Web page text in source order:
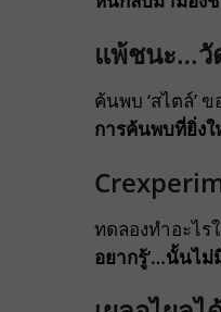
แพ้ชนะ…วั
ค้นพบ ‘สไตล์’
การค้นพบที่ยิ่ง
ทดลองทำอะไร
อยากรู้’…นั้นไม่